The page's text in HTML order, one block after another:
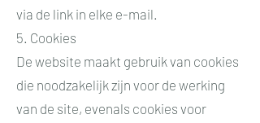
via de link in elke e-mail.
5. Cookies
De website maakt gebruik van cookies
die noodzakelijk zijn voor de werking
van de site, evenals cookies voor